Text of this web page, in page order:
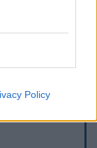
Policy
θα